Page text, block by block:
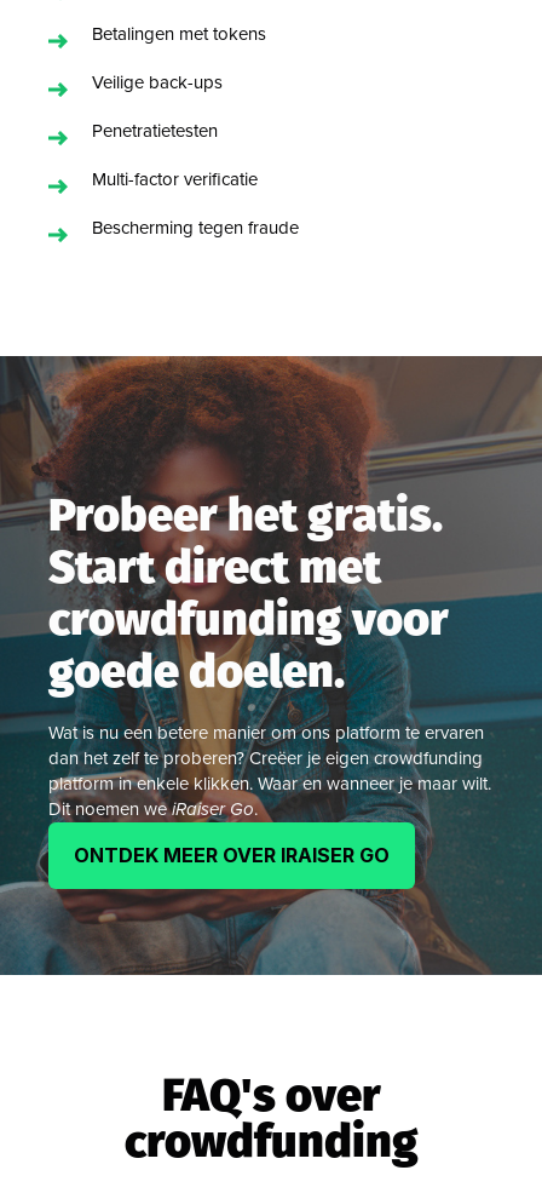
Betalingen met tokens
Veilige back-ups
Penetratietesten
Multi-factor verificatie
Bescherming tegen fraude
Probeer het gratis.
Start direct met
crowdfunding voor
goede doelen.
Wat is nu een betere manier om ons platform te ervaren
dan het zelf te proberen? Creëer je eigen crowdfunding
platform in enkele klikken. Waar en wanneer je maar wilt.
Dit noemen weiRaiser Go.
ONTDEK MEER OVER IRAISER GO
FAQ's over
crowdfunding